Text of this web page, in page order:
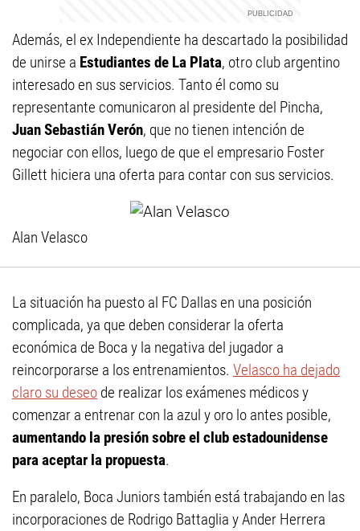
Además, el ex Independiente ha descartado la posibilidad
de unirse a Estudiantes de La Plata, otro club argentino
interesado en sus servicios. Tanto él como su
representante comunicaron al presidente del Pincha,
Juan Sebastián Verón, que no tienen intención de
negociar con ellos, luego de que el empresario Foster
Gillett hiciera una oferta para contar con sus servicios.
Alan Velasco
La situación ha puesto al FC Dallas en una posición
complicada, ya que deben considerar la oferta
económica de Boca y la negativa del jugador a
reincorporarse a los entrenamientos. Velasco ha dejado
claro su deseo de realizar los exámenes médicos y
comenzar a entrenar con la azul y oro lo antes posible,
aumentando la presión sobre el club estadounidense
para aceptar la propuesta.
En paralelo, Boca Juniors también está trabajando en las
incorporaciones de Rodrigo Battaglia y Ander Herrera